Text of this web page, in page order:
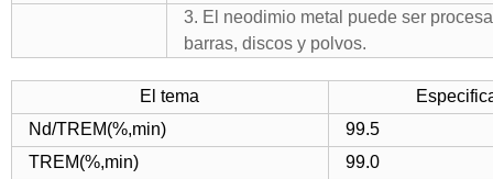
3. El neodimio metal puede ser
barras, discos y polvos.
El tema
Nd/TREM(%,min)
99.5
TREM(%,min)
99.0